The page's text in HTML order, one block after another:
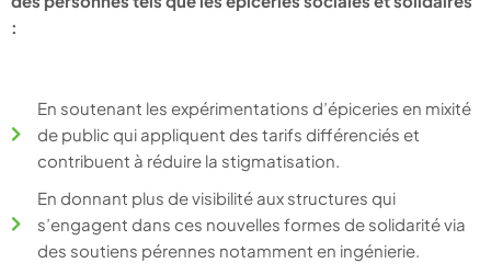
:
En soutenant les expérimentations d’épiceries en mixité
de public qui appliquent des tarifs différenciés et
contribuent à réduire la stigmatisation.
En donnant plus de visibilité aux structures qui
s’engagent dans ces nouvelles formes de solidarité via
des soutiens pérennes notamment en ingénierie.